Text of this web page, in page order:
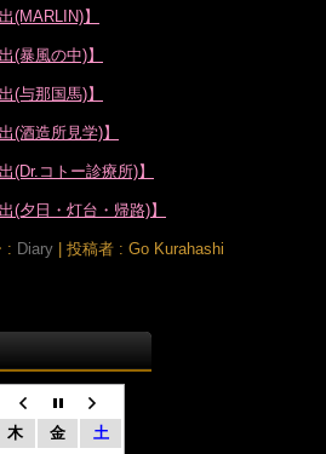
(MARLIN)】
(暴風の中)】
(与那国馬)】
(酒造所見学)】
(Dr.コトー診療所)】
(夕日・灯台・帰路)】
: Diary
投稿者 : Go Kurahashi
木 金
土